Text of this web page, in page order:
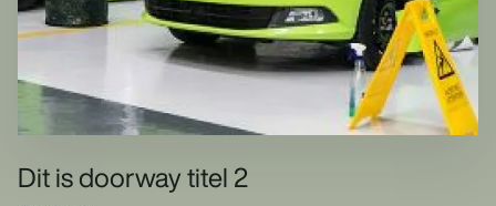
Dit is doorway titel 2